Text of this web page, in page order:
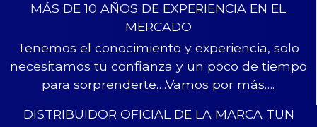
MÁS DE 10 AÑOS DE EXPERIENCIA EN EL
MERCADO
Tenemos el conocimiento y experiencia, solo
necesitamos tu confianza y un poco de tiempo
para sorprenderte….Vamos por más….
DISTRIBUIDOR OFICIAL DE LA MARCA TUN